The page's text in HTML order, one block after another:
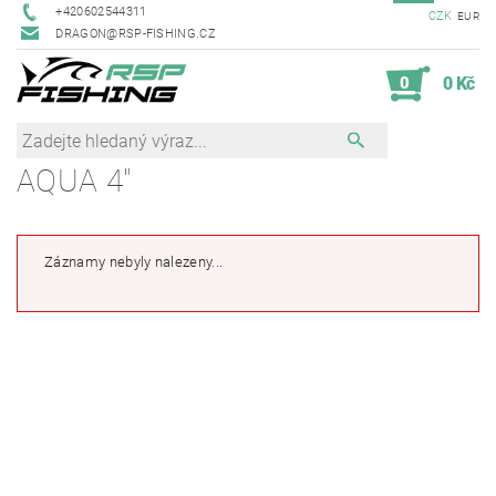
+420602544311
DRAGON@RSP-FISHING.CZ
CZK EUR
0 0 Kč
AQUA 4"
Záznamy nebyly nalezeny...